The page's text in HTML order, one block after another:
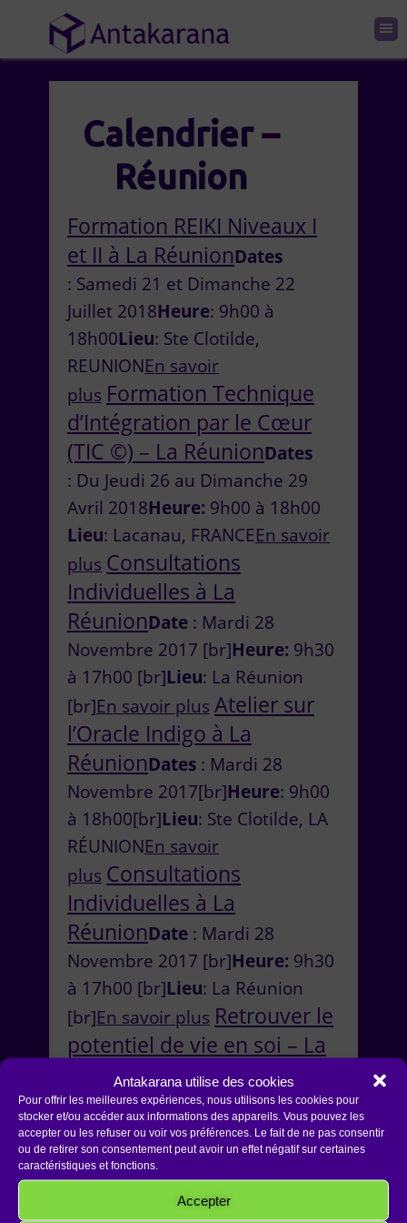
Antakarana utilise des cookies
Pour offrir les meilleures expériences, nous utilisons les cookies pour
stocker et/ou accéder aux informations des appareils. Vous pouvez les
accepter ou les refuser ou voir vos préférences. Le fait de ne pas consentir
ou de retirer son consentement peut avoir un effet négatif sur certaines
caractéristiques et fonctions.
Accepter
Calendrier –
Réunion
Formation REIKI Niveaux I
et II à La RéunionDates
: Samedi 21 et Dimanche 22
Juillet 2018Heure: 9h00 à
18h00Lieu: Ste Clotilde,
REUNIONEn savoir
plus Formation Technique
d’Intégration par le Cœur
(TIC ©) – La RéunionDates
: Du Jeudi 26 au Dimanche 29
Avril 2018Heure: 9h00 à 18h00
Lieu: Lacanau, FRANCEEn savoir
plus Consultations
Individuelles à La
RéunionDate : Mardi 28
Novembre 2017 [br]Heure: 9h30
à 17h00 [br]Lieu: La Réunion
[br]En savoir plus Atelier sur
l’Oracle Indigo à La
RéunionDates : Mardi 28
Novembre 2017[br]Heure: 9h00
à 18h00[br]Lieu: Ste Clotilde, LA
RÉUNIONEn savoir
plus Consultations
Individuelles à La
RéunionDate : Mardi 28
Novembre 2017 [br]Heure: 9h30
à 17h00 [br]Lieu: La Réunion
[br]En savoir plus Retrouver le
potentiel de vie en soi – La
RéunionDates: Samedi 19 et
Dimanche 20 Novembre 2016
[br)Heure:9h00 à 18h00
[br]Lieu: Bussières (Loire),
FRANCEEn savoir plusAtelier
Relation d’aide – La